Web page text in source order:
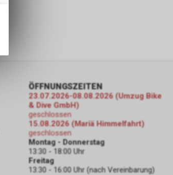
ÖFFNUNGSZEITEN
23.07.2026-08.08.2026 (Umzug Bike
& Dive GmbH)
geschlossen
15.08.2026 (Mariä Himmelfahrt)
geschlossen
Montag - Donnerstag
13:30 - 18:00 Uhr
Freitag
13:30 - 16:00 Uhr (nach Vereinbarung)